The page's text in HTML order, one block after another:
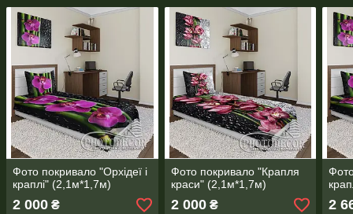
Фото покривало "Орхідеї і
краплі" (2,1м*1,7м)
2 000 ₴
Фото покривало "Крапля
краси" (2,1м*1,7м)
2 000₴ 2